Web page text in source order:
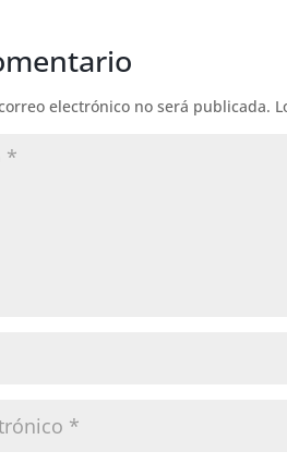
electrónico no será publicada.